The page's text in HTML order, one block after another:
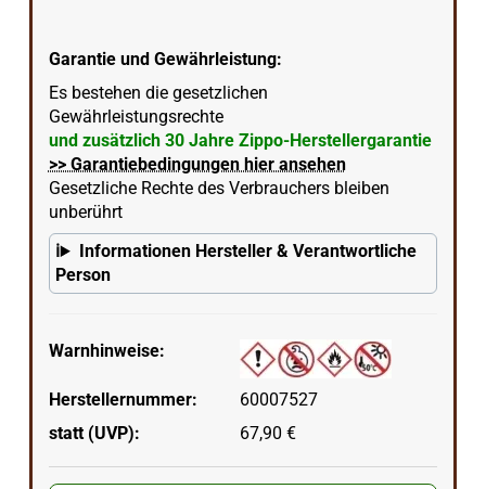
Garantie und Gewährleistung:
Es bestehen die gesetzlichen
Gewährleistungsrechte
und zusätzlich 30 Jahre Zippo-Herstellergarantie
>> Garantiebedingungen hier ansehen
Gesetzliche Rechte des Verbrauchers bleiben
unberührt
Informationen Hersteller & Verantwortliche
Person
Warnhinweise:
Herstellernummer:
60007527
statt (UVP):
67,90 €